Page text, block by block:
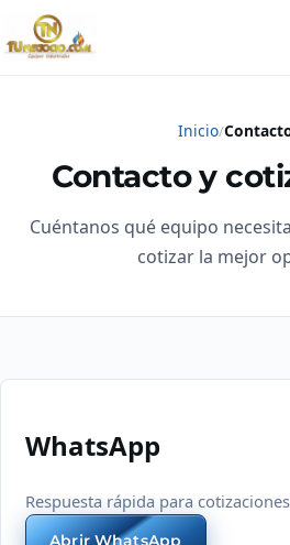
Inicio
Contacto y
Cuéntanos qué equipo
cotizar la mejor
WhatsApp
Respuesta rápida para
Abrir WhatsApp